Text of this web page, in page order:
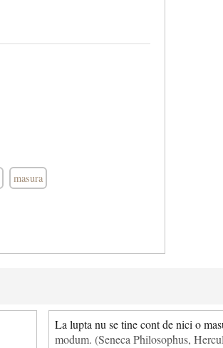
masura
La lupta nu se tine cont de nici o
modum. (Seneca Philosophus,